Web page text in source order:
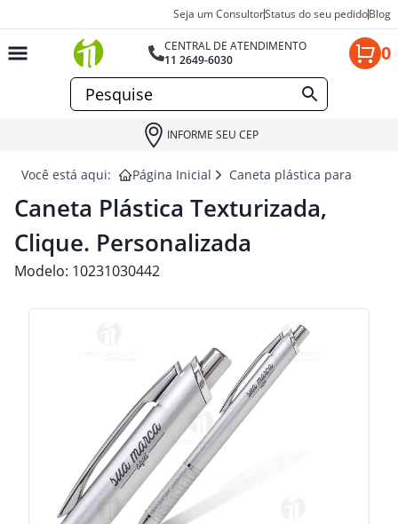
Seja um ConsultorStatus do seu pedidoBlog
CENTRAL DE ATENDIMENTO
11 2649-6030
0
INFORME SEU CEP
Você está aqui: Página Inicial Caneta plástica para
Caneta Plástica Texturizada,
Clique. Personalizada
Modelo: 10231030442